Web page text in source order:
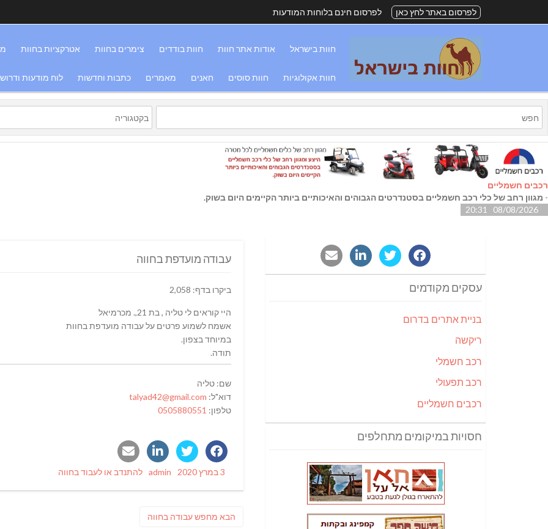
לפרסום באתר לחץ כאן לפרסום חינם בלוחות המודעות
חוות בישראל אודות אתר חוות חוות בודדים צימרים בחוות אטרקציות בחוות
חוות אקולוגיות חוות סוסים חאנים מאמרים כתבות וחדשות לוח מודעות
רכבים חשמליים
- מגוון רחב של כלי רכב חשמליים בסטנדרטים הגבוהים והאיכותיים ביותר הקיימים היום בשוק.
08/08/2026 20:31
עבודה מועדפת בחווה
ביקרו בדף: 2,058
היי קוראים לי טליה , בת 21,. מכרמיאל
אשמח לשמוע פרטים על עבודה מועדפת בחוות
במיוחד בצפון.
תודה.
שם: טליה
דוא"ל: talyad42@gmail.com
טלפון: 0505880551
Posted
3 במרץ 2020 Author
admin
Categories
להתנדב או לעבוד בחווה
הבא פוסט
מחפש עבודה בחווה
עסקים מקודמים
בניית אתרים בדרום
ריקשה
רכב חשמלי
רכב תפעולי
רכבים חשמליים
חסויות במיקומים מתחלפים